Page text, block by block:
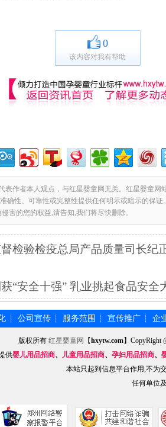
0
该内容对我有帮助
表作者本人观点，与红星婴童网无关。红星婴童网
确性、可靠性或完整性提供任何明示或暗示的保
害的您的权益,请告知,我们将尽快删除。
督检验检疫总局产品质量司长纪
“安全十强” 乳业挑起食品安全
┆ 公司宣传 ┆ 服务范围 ┆ 宣传推广 ┆ 企
版权所有红星婴童网 【hxytw.com】CopyRight
供婴儿用品招商、 儿童用品招商、 孕妇用品招商、
本站只起到信息平台作用,不为
任何单位